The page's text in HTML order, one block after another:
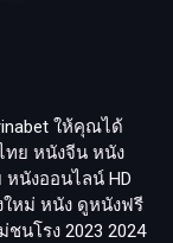
ให้คุณได้
ทย หนังจีน หนัง
นังออนไลน์ HD
ใหม่ หนัง ดูหนังฟรี
นโรง 2023 2024